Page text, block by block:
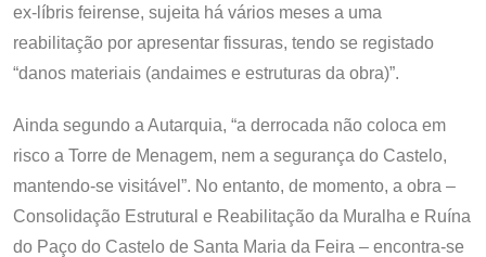
ex-líbris feirense, sujeita há vários meses a uma
reabilitação por apresentar fissuras, tendo se registado
“danos materiais (andaimes e estruturas da obra)”.
Ainda segundo a Autarquia, “a derrocada não coloca em
risco a Torre de Menagem, nem a segurança do Castelo,
mantendo-se visitável”. No entanto, de momento, a obra –
Consolidação Estrutural e Reabilitação da Muralha e Ruína
do Paço do Castelo de Santa Maria da Feira – encontra-se